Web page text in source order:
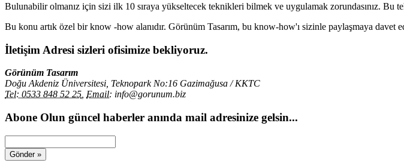
Bulunabilir olmanız için sizi ilk 10 sıraya yükseltecek teknikleri bilmek ve uygulamak zorundasınız. Bu
Bu konu artık özel bir know -how alanıdır. Görünüm Tasarım, bu know-how'ı sizinle paylaşmaya davet
İletişim Adresi sizleri ofisimize bekliyoruz.
Görünüm Tasarım
Doğu Akdeniz Üniversitesi, Teknopark No:16 Gazimağusa / KKTC
Tel: 0533 848 52 25 Email: info@gorunum.biz
Abone Olun güncel haberler anında mail adresinize gelsin...